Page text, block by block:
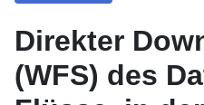
Direkter
(WFS) des